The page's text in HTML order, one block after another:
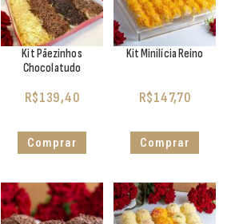
Kit Pãezinhos
Chocolatudo
R$139,40
Comprar
Kit Minilícia Reino
R$147,70
Comprar